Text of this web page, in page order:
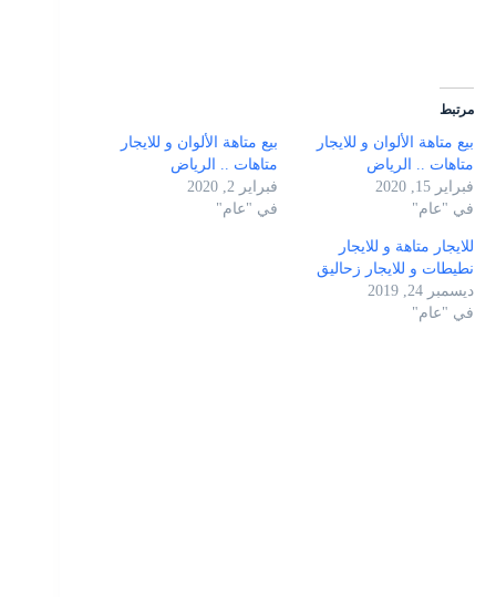
مرتبط
بيع متاهة الألوان و للايجار
متاهات .. الرياض
فبراير 15, 2020
في "عام"
بيع متاهة الألوان و للايجار
متاهات .. الرياض
فبراير 2, 2020
في "عام"
للايجار متاهة و للايجار
نطيطات و للايجار زحاليق
ديسمبر 24, 2019
في "عام"